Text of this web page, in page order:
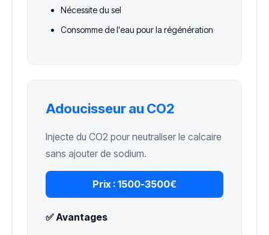
Nécessite du sel
Consomme de l'eau pour la régénération
Adoucisseur au CO2
Injecte du CO2 pour neutraliser le calcaire
sans ajouter de sodium.
Prix : 1500-3500€
✅ Avantages